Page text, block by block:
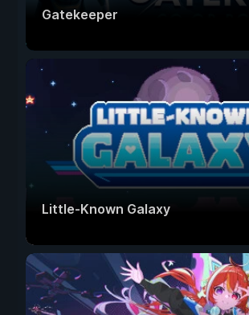
Gatekeeper
Little-Known Galaxy